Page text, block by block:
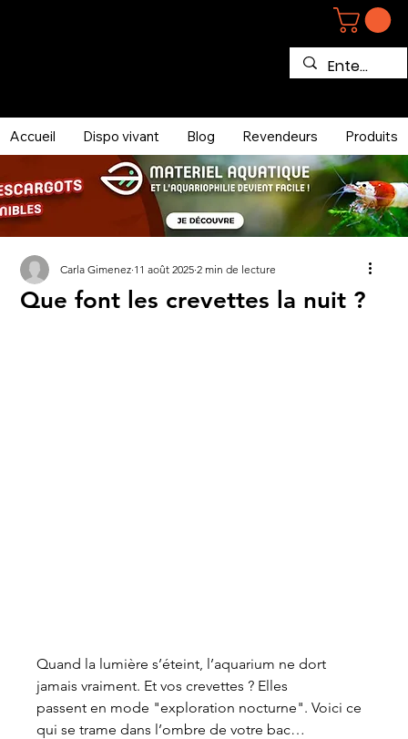
Accueil Dispo vivant Blog Revendeurs Produits
Que font les crevettes la nuit ?
Carla Gimenez 11 août 2025 2 min de lecture
Quand la lumière s’éteint, l’aquarium ne dort
jamais vraiment. Et vos crevettes ? Elles
passent en mode "exploration nocturne". Voici ce
qui se trame dans l’ombre de votre bac…